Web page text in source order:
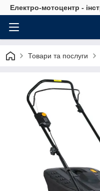
Електро-мотоцентр -
Товари та послуги